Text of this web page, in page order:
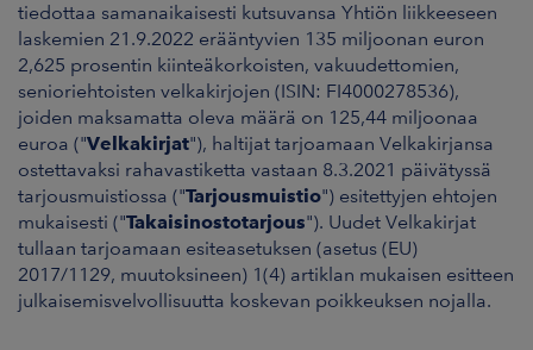
tiedottaa samanaikaisesti kutsuvansa Yhtiön liikkeeseen
laskemien 21.9.2022 erääntyvien 135 miljoonan euron
2,625 prosentin kiinteäkorkoisten, vakuudettomien,
senioriehtoisten velkakirjojen (ISIN: FI4000278536),
joiden maksamatta oleva määrä on 125,44 miljoonaa
euroa ("Velkakirjat"), haltijat tarjoamaan Velkakirjansa
ostettavaksi rahavastiketta vastaan 8.3.2021 päivätyssä
tarjousmuistiossa ("Tarjousmuistio") esitettyjen ehtojen
mukaisesti ("Takaisinostotarjous"). Uudet Velkakirjat
tullaan tarjoamaan esiteasetuksen (asetus (EU)
2017/1129, muutoksineen) 1(4) artiklan mukaisen esitteen
julkaisemisvelvollisuutta koskevan poikkeuksen nojalla.